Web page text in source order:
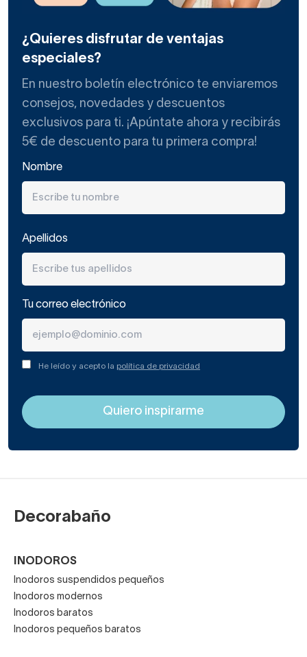
¿Quieres disfrutar de ventajas
especiales?
En nuestro boletín electrónico te enviaremos
consejos, novedades y descuentos
exclusivos para ti. ¡Apúntate ahora y recibirás
5€ de descuento para tu primera compra!
Nombre
Apellidos
Tu correo electrónico
He leído y acepto la política de privacidad
Decorabaño
INODOROS
Inodoros suspendidos pequeños
Inodoros modernos
Inodoros baratos
Inodoros pequeños baratos